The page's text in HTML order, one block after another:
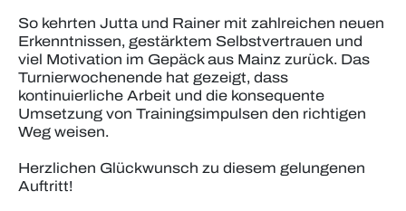
So kehrten Jutta und Rainer mit zahlreichen neuen
Erkenntnissen, gestärktem Selbstvertrauen und
viel Motivation im Gepäck aus Mainz zurück. Das
Turnierwochenende hat gezeigt, dass
kontinuierliche Arbeit und die konsequente
Umsetzung von Trainingsimpulsen den richtigen
Weg weisen.
Herzlichen Glückwunsch zu diesem gelungenen
Auftritt!